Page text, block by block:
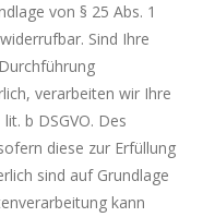
von § 25 Abs. 1
Sind Ihre
verarbeiten wir Ihre
b DSGVO. Des
diese zur Erfüllung
sind auf Grundlage
kann